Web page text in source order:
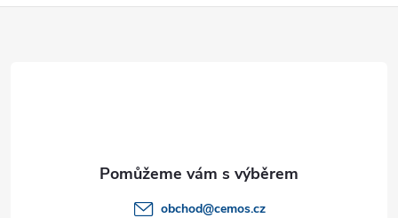
obchod@cemos.cz